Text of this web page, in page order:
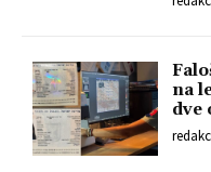
na
dve